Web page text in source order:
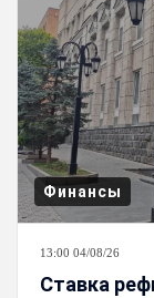
Финансы
13:00 04/08/26
Ставка